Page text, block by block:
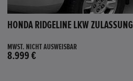
HONDA RIDGELINE LKW ZULASSUNG
MWST. NICHT AUSWEISBAR
8.999 €